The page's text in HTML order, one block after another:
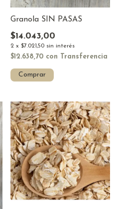
Granola SIN PASAS
$14.043,00
2 x $7.021,50 sin interés
$12.638,70 con Transferencia
Comprar